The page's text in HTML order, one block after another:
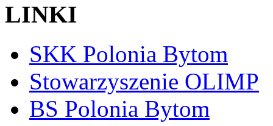
LINKI
SKK Polonia Bytom
Stowarzyszenie OLIMP
BS Polonia Bytom